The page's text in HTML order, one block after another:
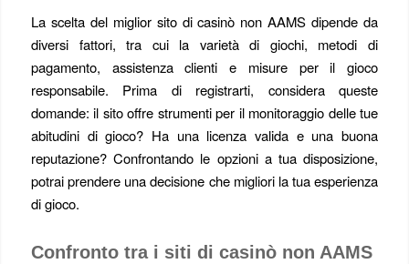
La scelta del miglior sito di casinò non AAMS dipende da
diversi fattori, tra cui la varietà di giochi, metodi di
pagamento, assistenza clienti e misure per il gioco
responsabile. Prima di registrarti, considera queste
domande: il sito offre strumenti per il monitoraggio delle tue
abitudini di gioco? Ha una licenza valida e una buona
reputazione? Confrontando le opzioni a tua disposizione,
potrai prendere una decisione che migliori la tua esperienza
di gioco.
Confronto tra i siti di casinò non AAMS